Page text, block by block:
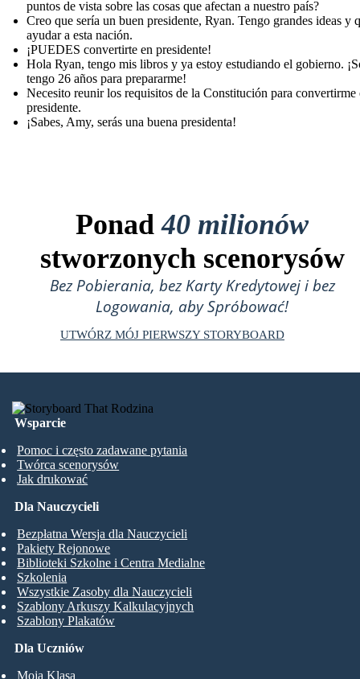
puntos de vista sobre las cosas que afectan a nuestro país?
Creo que sería un buen presidente, Ryan. Tengo grandes ideas y
ayudar a esta nación.
¡PUEDES convertirte en presidente!
Hola Ryan, tengo mis libros y ya estoy estudiando el gobierno.
tengo 26 años para prepararme!
Necesito reunir los requisitos de la Constitución para convertirme
presidente.
¡Sabes, Amy, serás una buena presidenta!
Ponad40 milionów
stworzonych scenorysów
Bez Pobierania, bez Karty Kredytowej i bez
Logowania, aby Spróbować!
UTWÓRZ MÓJ PIERWSZY STORYBOARD
Wsparcie
Pomoc i często zadawane pytania
Twórca scenorysów
Jak drukować
Dla Uczniów
Moja Klasa
Dla Nauczycieli
Bezpłatna Wersja dla Nauczycieli
Pakiety Rejonowe
Biblioteki Szkolne i Centra Medialne
Szkolenia
Wszystkie Zasoby dla Nauczycieli
Szablony Arkuszy Kalkulacyjnych
Szablony Plakatów